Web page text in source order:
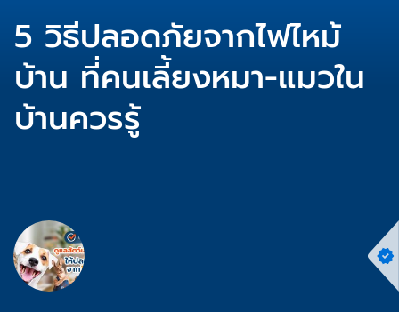
5 วิธีปลอดภัยจากไฟไหม้
บ้าน ที่คนเลี้ยงหมา-แมวใน
บ้านควรรู้